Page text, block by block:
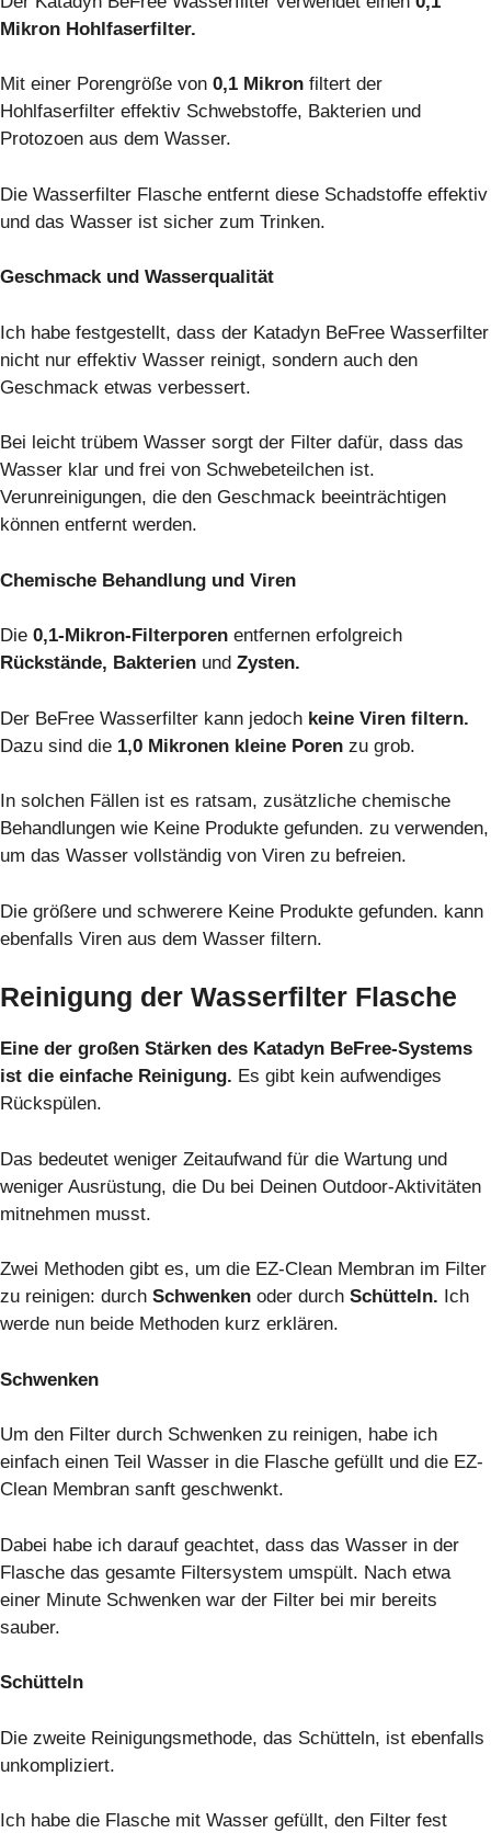
Mikron Hohlfaserfilter.
Mit einer Porengröße von 0,1 Mikron filtert der
Hohlfaserfilter effektiv Schwebstoffe, Bakterien und
Protozoen aus dem Wasser.
Die Wasserfilter Flasche entfernt diese Schadstoffe effektiv
und das Wasser ist sicher zum Trinken.
Geschmack und Wasserqualität
Ich habe festgestellt, dass der Katadyn BeFree Wasserfilter
nicht nur effektiv Wasser reinigt, sondern auch den
Geschmack etwas verbessert.
Bei leicht trübem Wasser sorgt der Filter dafür, dass das
Wasser klar und frei von Schwebeteilchen ist.
Verunreinigungen, die den Geschmack beeinträchtigen
können entfernt werden.
Chemische Behandlung und Viren
Die 0,1-Mikron-Filterporen entfernen erfolgreich
Rückstände, Bakterien und Zysten.
Der BeFree Wasserfilter kann jedoch keine Viren filtern.
Dazu sind die 1,0 Mikronen kleine Poren zu grob.
In solchen Fällen ist es ratsam, zusätzliche chemische
Behandlungen wie Keine Produkte gefunden. zu verwenden,
um das Wasser vollständig von Viren zu befreien.
Die größere und schwerere Keine Produkte gefunden. kann
ebenfalls Viren aus dem Wasser filtern.
Reinigung der Wasserfilter Flasche
Eine der großen Stärken des Katadyn BeFree-Systems
ist die einfache Reinigung. Es gibt kein aufwendiges
Rückspülen.
Das bedeutet weniger Zeitaufwand für die Wartung und
weniger Ausrüstung, die Du bei Deinen Outdoor-Aktivitäten
mitnehmen musst.
Zwei Methoden gibt es, um die EZ-Clean Membran im Filter
zu reinigen: durch Schwenken oder durch Schütteln. Ich
werde nun beide Methoden kurz erklären.
Schwenken
Um den Filter durch Schwenken zu reinigen, habe ich
einfach einen Teil Wasser in die Flasche gefüllt und die EZ-
Clean Membran sanft geschwenkt.
Dabei habe ich darauf geachtet, dass das Wasser in der
Flasche das gesamte Filtersystem umspült. Nach etwa
einer Minute Schwenken war der Filter bei mir bereits
sauber.
Schütteln
Die zweite Reinigungsmethode, das Schütteln, ist ebenfalls
unkompliziert.
Ich habe die Flasche mit Wasser gefüllt, den Filter fest